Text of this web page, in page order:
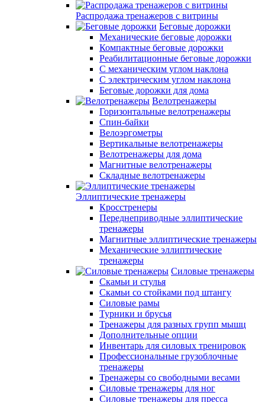
Распродажа тренажеров с витрины
Беговые дорожки
Механические беговые дорожки
Компактные беговые дорожки
Реабилитационные беговые дорожки
С механическим углом наклона
С электрическим углом наклона
Беговые дорожки для дома
Велотренажеры
Горизонтальные велотренажеры
Спин-байки
Велоэргометры
Вертикальные велотренажеры
Велотренажеры для дома
Магнитные велотренажеры
Складные велотренажеры
Эллиптические тренажеры
Кросстренеры
Переднеприводные эллиптические
тренажеры
Магнитные эллиптические тренажеры
Механические эллиптические
тренажеры
Силовые тренажеры
Скамьи и стулья
Скамьи со стойками под штангу
Силовые рамы
Турники и брусья
Тренажеры для разных групп мышц
Дополнительные опции
Инвентарь для силовых тренировок
Профессиональные грузоблочные
тренажеры
Тренажеры со свободными весами
Силовые тренажеры для ног
Силовые тренажеры для пресса